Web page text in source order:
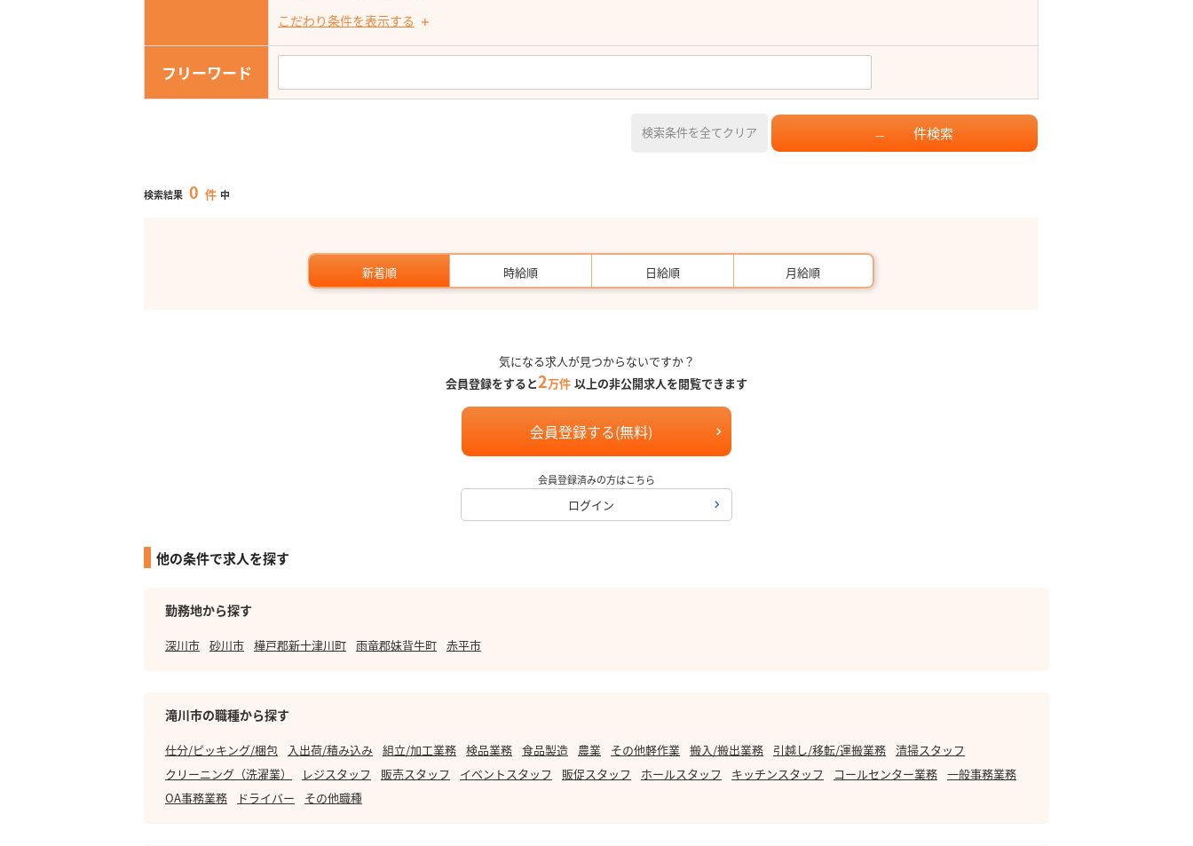
こだわり条件を表示する
フリーワード
検索条件を全てクリア -- 件検索
検索結果 0 件 中
新着順 時給順 日給順 月給順
気になる求人が見つからないですか？
会員登録をすると2万件 以上の非公開求人を閲覧できます
会員登録する(無料)
会員登録済みの方はこちら
ログイン
他の条件で求人を探す
勤務地から探す
深川市 砂川市 樺戸郡新十津川町 雨竜郡妹背牛町 赤平市
滝川市の職種から探す
仕分/ピッキング/梱包 入出荷/積み込み 組立/加工業務 検品業務 食品製造 農業 その他軽作業 搬入/搬出業務 引越し/移転/運搬業務 清掃スタッフ
クリーニング（洗濯業）
レジスタッフ 販売スタッフ イベントスタッフ 販促スタッフ ホールスタッフ キッチンスタッフ コールセンター業務 一般事務業務
OA事務業務
ドライバー その他職種